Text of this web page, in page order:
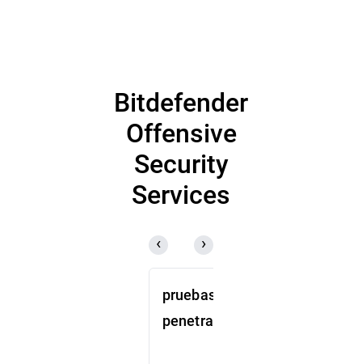
obtener mejoras a medio y largo plazo.
Bitdefender
Offensive
Security
Services
pruebas de
penetración